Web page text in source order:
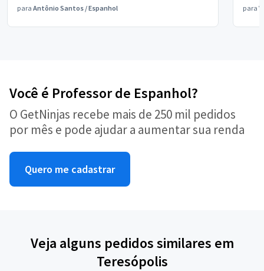
para Antônio Santos /Espanhol para
Você é Professor de Espanhol?
O GetNinjas recebe mais de 250 mil pedidos
por mês e pode ajudar a aumentar sua renda
Quero me cadastrar
Veja alguns pedidos similares em
Teresópolis